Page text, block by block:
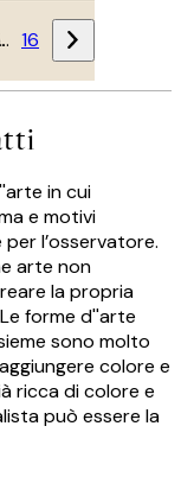
16
in cui
e motivi
l’osservatore.
arte non
la propria
forme d''arte
sono molto
colore e
ricca di colore e
può essere la